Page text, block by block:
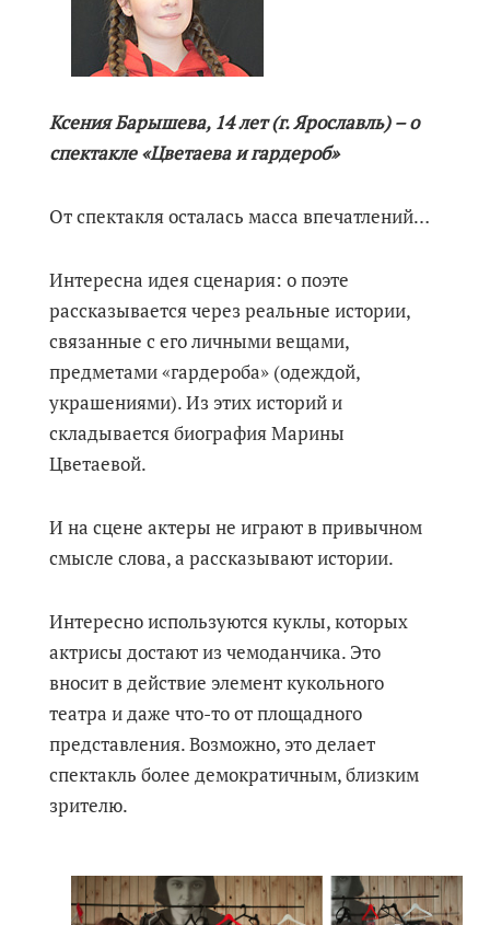
Ксения Барышева, 14 лет (г. Ярославль) – о
спектакле «Цветаева и гардероб»
От спектакля осталась масса впечатлений…
Интересна идея сценария: о поэте
рассказывается через реальные истории,
связанные с его личными вещами,
предметами «гардероба» (одеждой,
украшениями). Из этих историй и
складывается биография Марины
Цветаевой.
И на сцене актеры не играют в привычном
смысле слова, а рассказывают истории.
Интересно используются куклы, которых
актрисы достают из чемоданчика. Это
вносит в действие элемент кукольного
театра и даже что-то от площадного
представления. Возможно, это делает
спектакль более демократичным, близким
зрителю.